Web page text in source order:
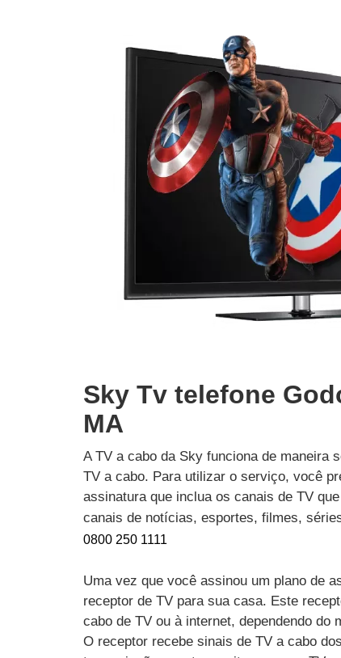
Sky Tv telefone
MA
A TV a cabo da Sky funciona de maneira
TV a cabo. Para utilizar o serviço, você
assinatura que inclua os canais de TV
canais de notícias, esportes, filmes,
0800 250 1111
Uma vez que você assinou um plano de
receptor de TV para sua casa. Este
cabo de TV ou à internet, dependendo do
O receptor recebe sinais de TV a cabo